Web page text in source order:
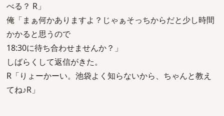
べる？ R」
俺「まぁ何かありますよ？じゃぁそっちからだと少し時間
かかると思うので
18:30に待ち合わせませんか？」
しばらくして返信がきた。
R「りょーかーい。池袋よく知らないから、ちゃんと教え
てね♪R」